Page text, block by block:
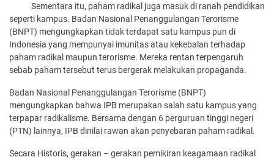
Sementara itu, paham radikal juga masuk di ranah pendidikan
seperti kampus. Badan Nasional Penanggulangan Terorisme
(BNPT) mengungkapkan tidak terdapat satu kampus pun di
Indonesia yang mempunyai imunitas atau kekebalan terhadap
paham radikal maupun terorisme. Mereka rentan terpengaruh
sebab paham tersebut terus bergerak melakukan propaganda.
Badan Nasional Penanggulangan Terorisme (BNPT)
mengungkapkan bahwa IPB merupakan salah satu kampus yang
terpapar radikalisme. Bersama dengan 6 perguruan tinggi negeri
(PTN) lainnya, IPB dinilai rawan akan penyebaran paham radikal.
Secara Historis, gerakan – gerakan pemikiran keagamaan radikal